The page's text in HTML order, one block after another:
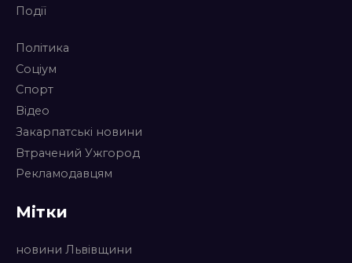
Події
Політика
Соціум
Спорт
Відео
Закарпатські новини
Втрачений Ужгород
Рекламодавцям
Мітки
новини Львівщини